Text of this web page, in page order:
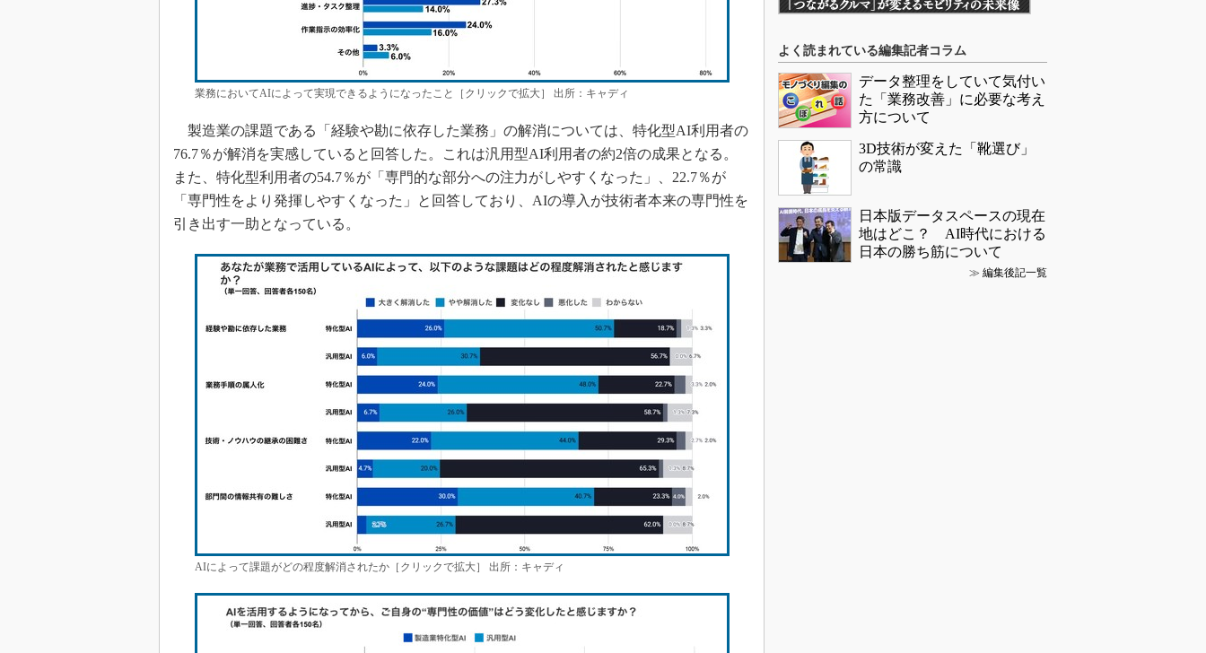
業務においてAIによって実現できるようになったこと［クリックで拡大］ 出所：キャディ
製造業の課題である「経験や勘に依存した業務」の解消については、特化型AI利用者の
76.7％が解消を実感していると回答した。これは汎用型AI利用者の約2倍の成果となる。
また、特化型利用者の54.7％が「専門的な部分への注力がしやすくなった」、22.7％が
「専門性をより発揮しやすくなった」と回答しており、AIの導入が技術者本来の専門性を
引き出す一助となっている。
AIによって課題がどの程度解消されたか［クリックで拡大］ 出所：キャディ
よく読まれている編集記者コラム
データ整理をしていて気付い
た「業務改善」に必要な考え
方について
3D技術が変えた「靴選び」
の常識
日本版データスペースの現在
地はどこ？ AI時代における
日本の勝ち筋について
≫ 編集後記一覧